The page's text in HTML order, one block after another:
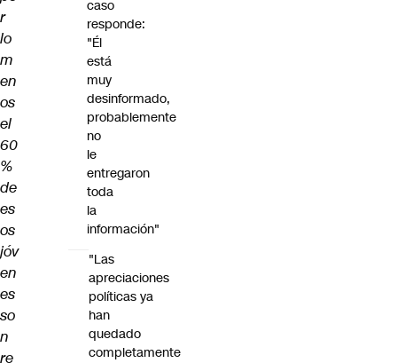
r
lo
m
en
os
el
60
%
de
es
os
jóv
en
es
so
n
re
caso
responde:
"Él
está
muy
desinformado,
probablemente
no
le
entregaron
toda
la
información"
"Las
apreciaciones
políticas ya
han
quedado
completamente